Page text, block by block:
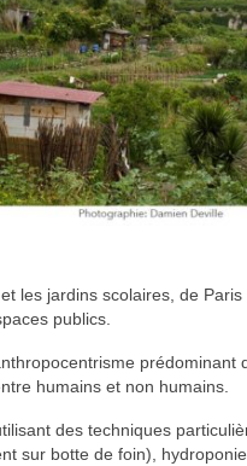
les jardins scolaires, de Paris
publics.
prédominant
humains et non humains.
des techniques
sur botte de foin), hydroponie